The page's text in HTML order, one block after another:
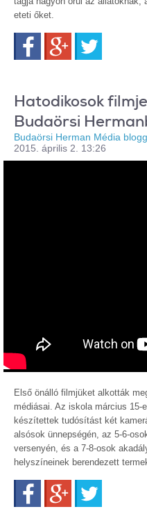
eteti őket.
FacebookGoogle+
Hatodikosok
Budaörsi
Budaörsi Herman Média
2015. április 2. 13:26
Első önálló filmjüket alkották
médiásai. Az iskola március 15-
készítettek tudósítást két
alsósok ünnepségén, az 5-6-
versenyén, és a 7-8-osok
helyszíneinek berendezett
FacebookGoogle+